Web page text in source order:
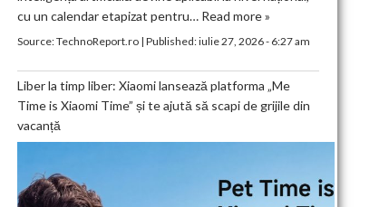
cu un calendar etapizat pentru… Read more »
Source:TechnoReport.ro| Published:iulie 27, 2026 - 6:27 am
Liber la timp liber: Xiaomi lansează platforma „Me
Time is Xiaomi Time” și te ajută să scapi de grijile din
vacanță